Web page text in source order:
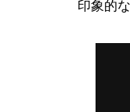
印象的